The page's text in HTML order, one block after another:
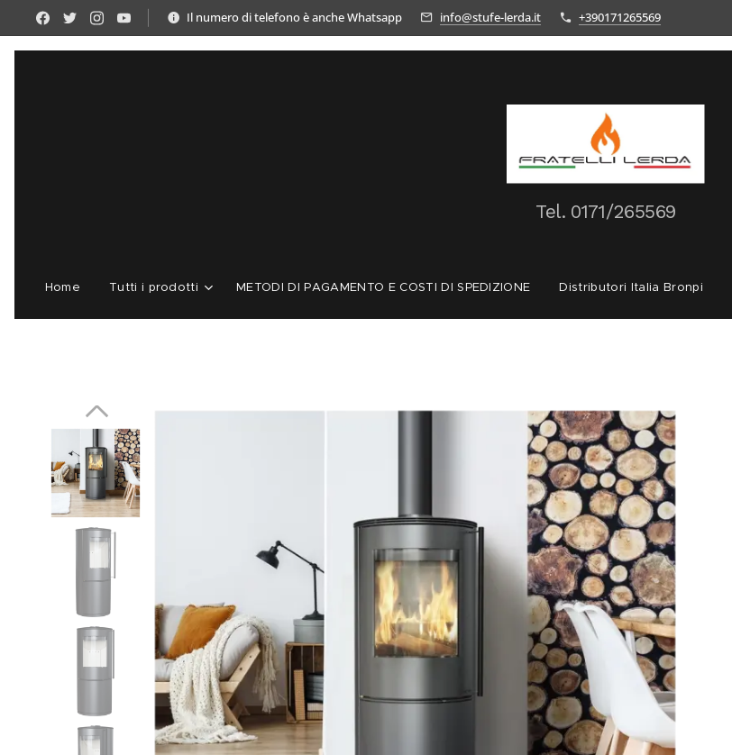
Il numero di telefono è anche Whatsapp info@stufe-lerda.it +390171265569
Tel. 0171/265569
Home Tutti i prodotti METODI DI PAGAMENTO E COSTI DI SPEDIZIONE Distributori Italia Bronpi